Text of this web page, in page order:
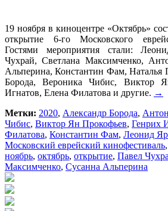
19 ноября в киноцентре «Октябрь»
открытие 6-го Московского
Гостями мероприятия стали:
Чухрай, Светлана Максимченко,
Альперина, Константин Фам, Наталья
Борода, Вероника Чибис, Виктор
Игнатов, Елена Филатова и другие. →
Метки: 2020, Александр Борода,
Чибис, Виктор Ян Прокофьев, Генрих
Филатова, Константин Фам, Леонид
Московский еврейский кинофестиваль,
ноябрь, октябрь, открытие, Павел
Максимченко, Сусанна Альперина